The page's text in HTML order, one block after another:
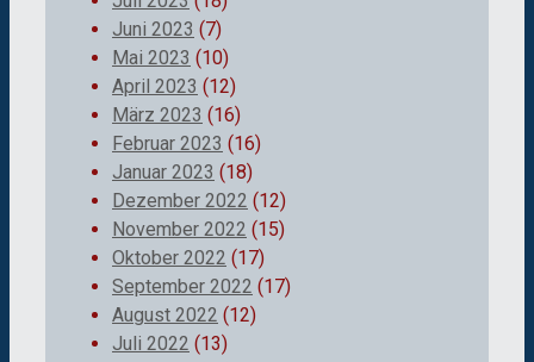
Juni 2023 (7)
Mai 2023 (10)
April 2023 (12)
März 2023 (16)
Februar 2023 (16)
Januar 2023 (18)
Dezember 2022 (12)
November 2022 (15)
Oktober 2022 (17)
September 2022 (17)
August 2022 (12)
Juli 2022 (13)